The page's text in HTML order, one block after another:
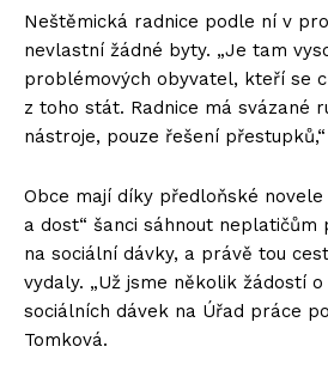
Neštěmická radnice podle ní v
nevlastní žádné byty. „Je tam
problémových obyvatel, kteří se
z toho stát. Radnice má svázané
nástroje, pouze řešení
Obce mají díky předloňské
a dost“ šanci sáhnout
na sociální dávky, a právě tou
vydaly. „Už jsme několik žádostí
sociálních dávek na Úřad práce
Tomková.